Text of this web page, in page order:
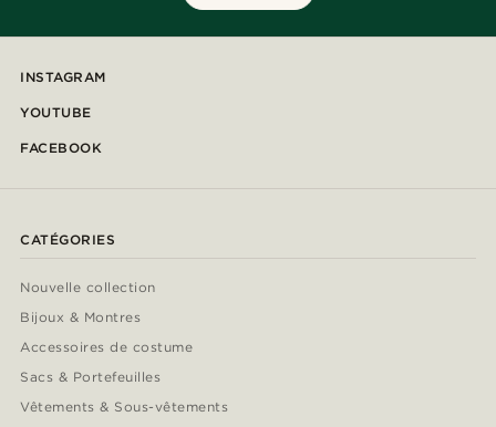
INSTAGRAM
YOUTUBE
FACEBOOK
CATÉGORIES
Nouvelle collection
Bijoux & Montres
Accessoires de costume
Sacs & Portefeuilles
Vêtements & Sous-vêtements